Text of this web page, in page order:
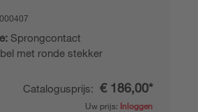
Sprongcontact
met ronde stekker
Catalogusprijs: € 186,00*
Uw prijs: Inloggen